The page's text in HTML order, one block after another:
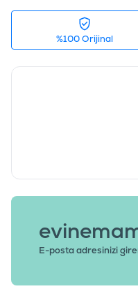
%100 Orijinal
E-posta adresinizi